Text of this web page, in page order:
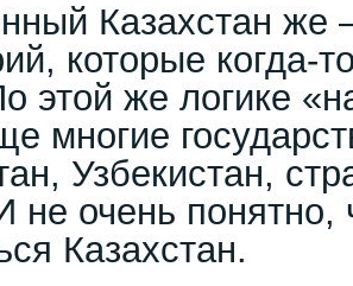
Казахстан же
которые когда-
этой же логике
многие
Узбекистан,
не очень понятно,
Казахстан.